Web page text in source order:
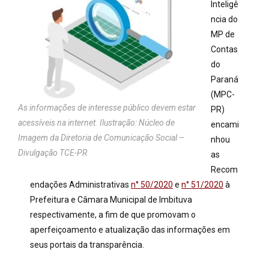
As informações de interesse público devem estar
acessíveis na internet. Ilustração: Núcleo de
Imagem da Diretoria de Comunicação Social –
Divulgação TCE-PR
Inteligê
ncia do
MP de
Contas
do
Paraná
(MPC-
PR)
encami
nhou
as
Recom
endações Administrativas n° 50/2020 e n° 51/2020 à
Prefeitura e Câmara Municipal de Imbituva
respectivamente, a fim de que promovam o
aperfeiçoamento e atualização das informações em
seus portais da transparência.